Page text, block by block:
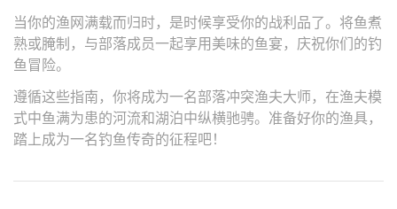
当你的渔网满载而归时，是时候享受你的战利品了。将鱼煮
熟或腌制，与部落成员一起享用美味的鱼宴，庆祝你们的钓
鱼冒险。
遵循这些指南，你将成为一名部落冲突渔夫大师，在渔夫模
式中鱼满为患的河流和湖泊中纵横驰骋。准备好你的渔具，
踏上成为一名钓鱼传奇的征程吧！